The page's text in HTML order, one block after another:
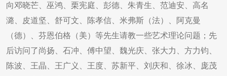
向邓晓芒、巫鸿、栗宪庭、彭德、朱青生、范迪安、高名
潞、皮道坚、舒可文、陈孝信、米弗斯（法）、阿克曼
（德）、芬恩伯格（美）等先生请教一些艺术理论问题；先
后访问了尚扬、石冲、傅中望、魏光庆、张大力、方力钧、
陈波、王晶、王广义、王度、苏新平、刘庆和、徐冰、庞茂